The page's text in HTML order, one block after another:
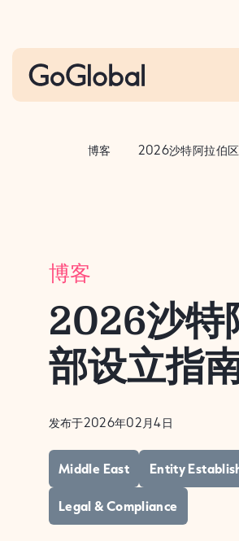
博客 2026沙特阿拉伯
博客
2026沙特
部设立指
发布于2026年02月4日
Middle East Entity
Legal & Compliance